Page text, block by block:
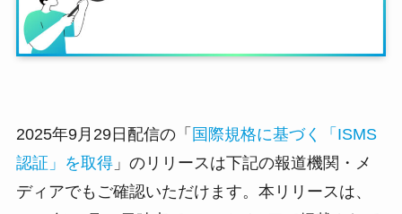
2025年9月29日配信の「 国際規格に基づく「ISMS
認証」を取得」のリリースは下記の報道機関・メ
ディアでもご確認いただけます。本リリースは、